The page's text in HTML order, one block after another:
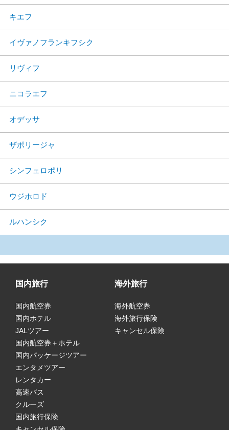
キエフ
イヴァノフランキフシク
リヴィフ
ニコラエフ
オデッサ
ザポリージャ
シンフェロポリ
ウジホロド
ルハンシク
国内旅行
国内航空券
国内ホテル
JALツアー
国内航空券＋ホテル
国内パッケージツアー
エンタメツアー
レンタカー
高速バス
クルーズ
国内旅行保険
海外旅行
海外航空券
海外旅行保険
キャンセル保険